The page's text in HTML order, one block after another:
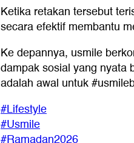
Ketika retakan tersebut
secara efektif membantu
Ke depannya, usmile
dampak sosial yang nyata
adalah awal untuk
#Lifestyle
#Usmile